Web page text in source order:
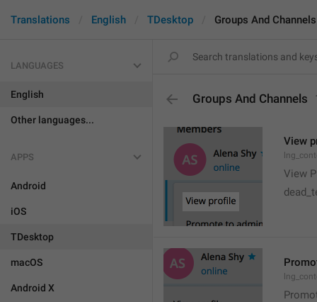
Translations English TDesktop Groups And Channels
LANGUAGES
English
Other languages...
APPS
Android
iOS
TDesktop
macOS
Android X
Groups And Channels
View
View